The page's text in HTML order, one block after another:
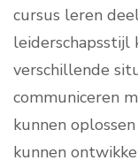
cursus leren
leiderschapsstijl
verschillende
communiceren
kunnen
kunnen